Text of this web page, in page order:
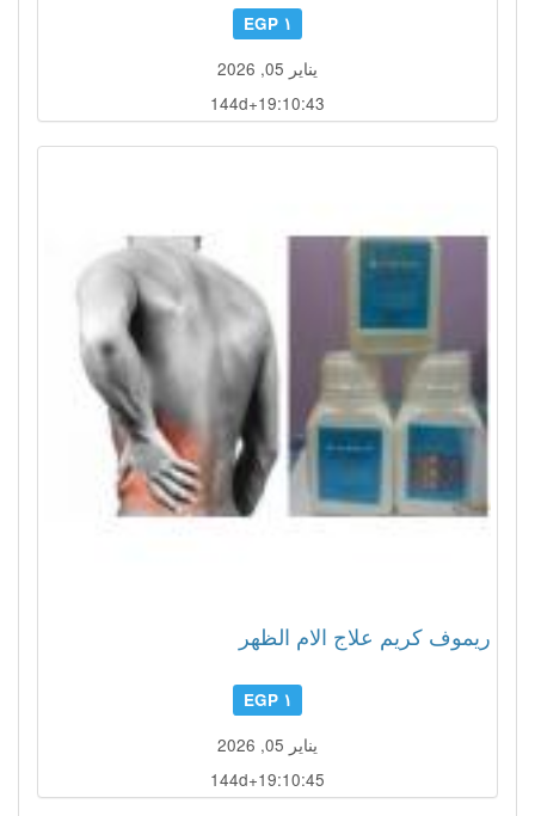
١ EGP
يناير 05, 2026
144d+19:10:42
ريموف كريم علاج الام الظهر
١ EGP
يناير 05, 2026
144d+19:10:44